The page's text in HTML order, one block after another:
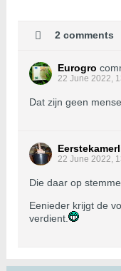
2 comments
Eurogro
22 June 2022,
Dat zijn geen
22 June 2022,
Die daar op
Eenieder krijgt de
verdient.